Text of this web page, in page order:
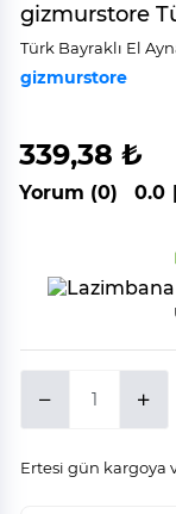
gizmurstore
Türk Bayraklı El
gizmurstore
339,38 ₺
Yorum (0) 0.0 |
Ertesi gün kargoya